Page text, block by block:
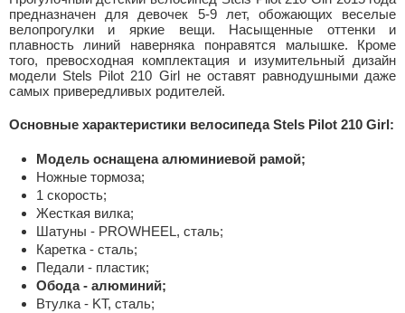
предназначен для девочек 5-9 лет, обожающих веселые
велопрогулки и яркие вещи. Насыщенные оттенки и
плавность линий наверняка понравятся малышке. Кроме
того, превосходная комплектация и изумительный дизайн
модели Stels Pilot 210 Girl не оставят равнодушными даже
самых привередливых родителей.
Основные характеристики велосипеда Stels Pilot 210 Girl:
Модель оснащена алюминиевой рамой;
Ножные тормоза;
1 скорость;
Жесткая вилка;
Шатуны - PROWHEEL, сталь;
Каретка - сталь;
Педали - пластик;
Обода - алюминий;
Bтулка - KT, сталь;